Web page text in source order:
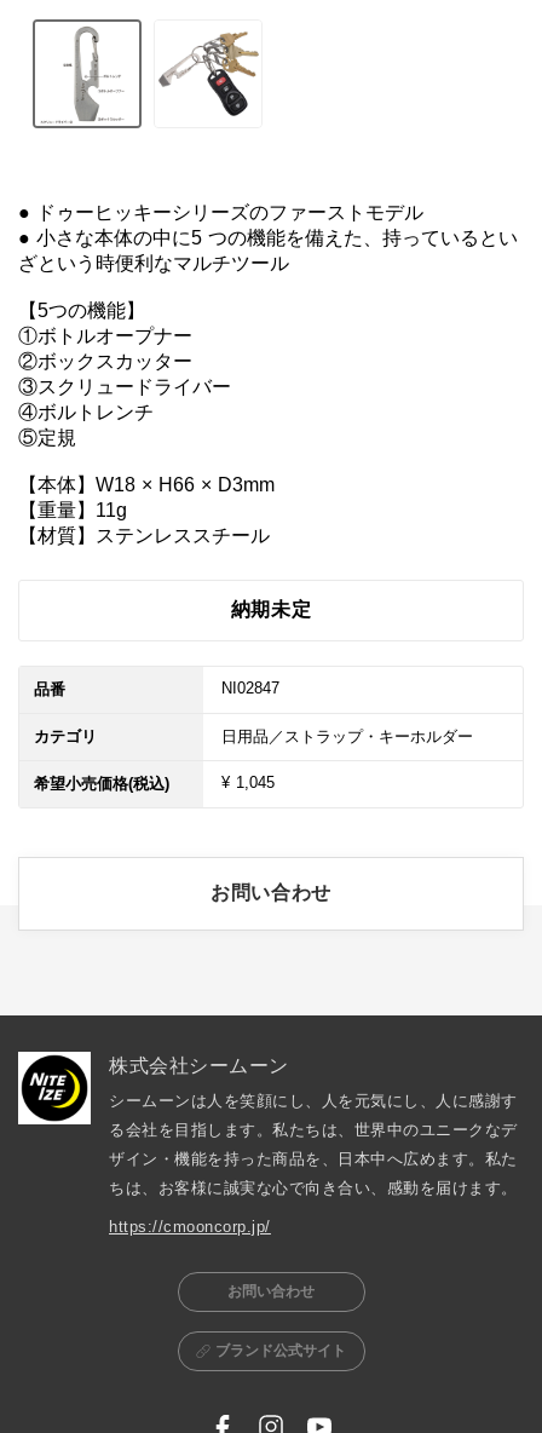
● ドゥーヒッキーシリーズのファーストモデル
● 小さな本体の中に5 つの機能を備えた、持っているとい
ざという時便利なマルチツール
【5つの機能】
①ボトルオープナー
②ボックスカッター
③スクリュードライバー
④ボルトレンチ
⑤定規
【本体】W18 × H66 × D3mm
【重量】11g
【材質】ステンレススチール
納期未定
品番 NI02847
カテゴリ 日用品／ストラップ・キーホルダー
希望小売価格(税込) ¥ 1,045
お問い合わせ
株式会社シームーン
シームーンは人を笑顔にし、人を元気にし、人に感謝す
る会社を目指します。私たちは、世界中のユニークなデ
ザイン・機能を持った商品を、日本中へ広めます。私た
ちは、お客様に誠実な心で向き合い、感動を届けます。
https://cmooncorp.jp/
お問い合わせ
ブランド公式サイト